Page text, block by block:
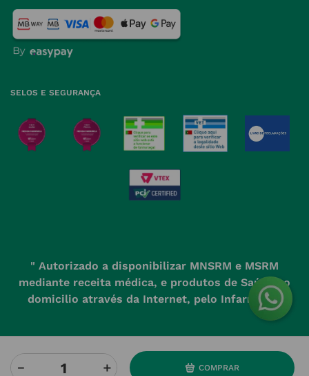
＋
－ COMPRAR
Política de Privacidade
Política de Cookies
Política de Devoluções
Farmácias perto de si
SELOS E SEGURANÇA
" Autorizado a disponibilizar MNSRM e MSRM
mediante receita médica, e produtos de Saúde ao
domicilio através da Internet, pelo Infarmed. "
Powered by Developed and evolved by